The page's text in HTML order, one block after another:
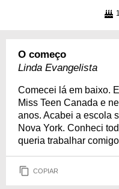
O começo
Linda Evangelista
Comecei lá em baixo.
Miss Teen Canada e
anos. Acabei a escola
Nova York. Conheci
queria trabalhar
COPIAR